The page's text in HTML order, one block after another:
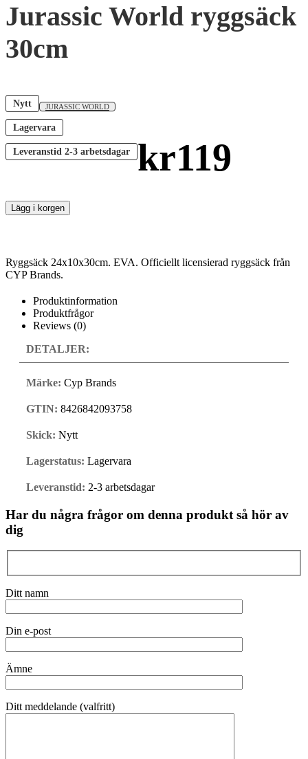
Jurassic World ryggsäck
30cm
Nytt
Lagervara
Leveranstid 2-3 arbetsdagar
JURASSIC WORLD
kr119
Lägg i korgen
Ryggsäck 24x10x30cm. EVA. Officiellt licensierad ryggsäck från
CYP Brands.
Produktinformation
Produktfrågor
Reviews (0)
DETALJER:
Märke: Cyp Brands
GTIN: 8426842093758
Skick: Nytt
Lagerstatus: Lagervara
Leveranstid: 2-3 arbetsdagar
Har du några frågor om denna produkt så hör av
dig
Ditt namn
Din e-post
Ämne
Ditt meddelande (valfritt)